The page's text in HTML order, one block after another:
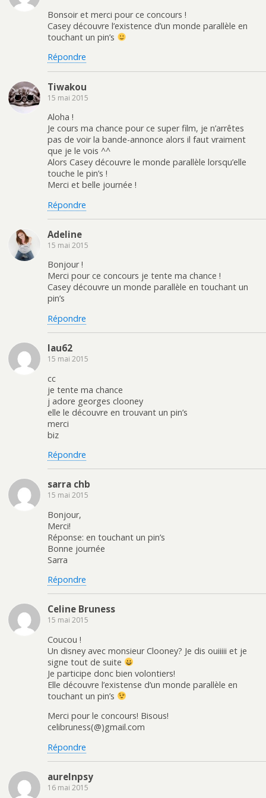
Bonsoir et merci pour ce concours !
Casey découvre l’existence d’un monde parallèle en
touchant un pin’s
Répondre
Tiwakou
15 mai 2015
Aloha !
Je cours ma chance pour ce super film, je n’arrêtes
pas de voir la bande-annonce alors il faut vraiment
que je le vois ^^
Alors Casey découvre le monde parallèle lorsqu’elle
touche le pin’s !
Merci et belle journée !
Répondre
Adeline
15 mai 2015
Bonjour !
Merci pour ce concours je tente ma chance !
Casey découvre un monde parallèle en touchant un
pin’s
Répondre
lau62
15 mai 2015
cc
je tente ma chance
j adore georges clooney
elle le découvre en trouvant un pin’s
merci
biz
Répondre
sarra chb
15 mai 2015
Bonjour,
Merci!
Réponse: en touchant un pin’s
Bonne journée
Sarra
Répondre
Celine Bruness
15 mai 2015
Coucou !
Un disney avec monsieur Clooney? Je dis ouiiiii et je
signe tout de suite
Je participe donc bien volontiers!
Elle découvre l’existense d’un monde parallèle en
touchant un pin’s
Merci pour le concours! Bisous!
celibruness(@)gmail.com
Répondre
aurelnpsy
16 mai 2015